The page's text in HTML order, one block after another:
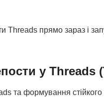
прямо зараз і
у Threads
та формування